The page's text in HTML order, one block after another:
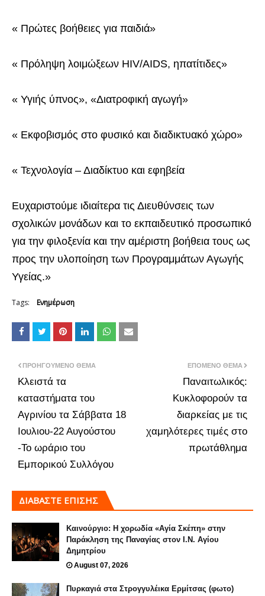
« Πρώτες βοήθειες για παιδιά»
« Πρόληψη λοιμώξεων HIV/AIDS, ηπατίτιδες»
« Υγιής ύπνος», «Διατροφική αγωγή»
« Εκφοβισμός στο φυσικό και διαδικτυακό χώρο»
« Τεχνολογία – Διαδίκτυο και εφηβεία
Ευχαριστούμε ιδιαίτερα τις Διευθύνσεις των
σχολικών μονάδων και το εκπαιδευτικό προσωπικό
για την φιλοξενία και την αμέριστη βοήθεια τους ως
προς την υλοποίηση των Προγραμμάτων Αγωγής
Υγείας.»
Tags: Ενημέρωση
ΕΠΌΜΕΝΟ ΘΈΜΑ
Παναιτωλικός:
Κυκλοφορούν τα
διαρκείας με τις
χαμηλότερες τιμές στο
πρωτάθλημα
ΠΡΟΗΓΟΎΜΕΝΟ ΘΈΜΑ
Κλειστά τα
καταστήματα του
Αγρινίου τα Σάββατα 18
Ιουλιου-22 Αυγούστου
-Το ωράριο του
Εμπορικού Συλλόγου
ΔΙΑΒΑΣΤΕ ΕΠΙΣΗΣ
Καινούργιο: Η χορωδία «Αγία Σκέπη» στην
Παράκληση της Παναγίας στον Ι.Ν. Αγίου
Δημητρίου
August 07, 2026
Πυρκαγιά στα Στρογγυλέικα Ερμίτσας (φωτο)